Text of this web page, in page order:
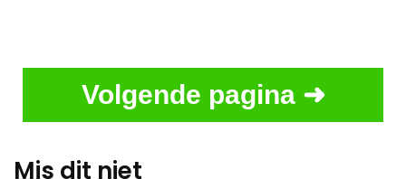
Volgende pagina ➜
Mis dit niet